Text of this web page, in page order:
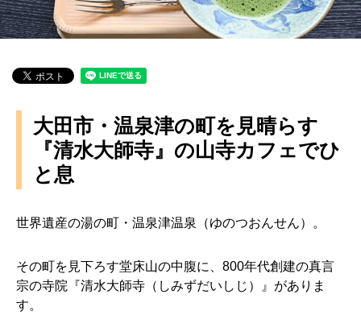
大田市・温泉津の町を見晴らす
『清水大師寺』の山寺カフェでひ
と息
世界遺産の湯の町・温泉津温泉（ゆのつおんせん）。
その町を見下ろす堂床山の中腹に、800年代創建の真言
宗の寺院『清水大師寺（しみずだいしじ）』がありま
す。